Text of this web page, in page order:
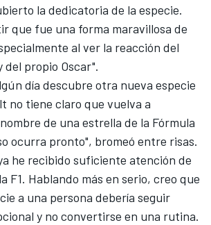
la dedicatoria de la especie.
que fue una forma maravillosa de
al ver la reacción del
del propio Oscar".
día descubre otra nueva especie
no tiene claro que vuelva a
de una estrella de la Fórmula
ocurra pronto", bromeó entre risas.
he recibido suficiente atención de
F1. Hablando más en serio, creo que
a una persona debería seguir
y no convertirse en una rutina.